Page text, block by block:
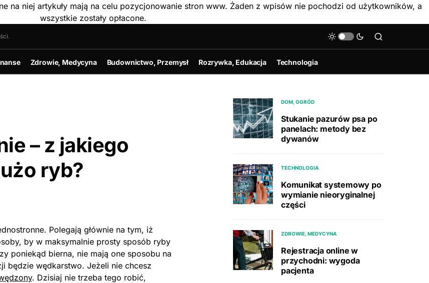
na niej artykuły mają na celu pozycjonowanie stron www. Żaden z wpisów nie pochodzi od użytkowników, a
wszystkie zostały opłacone.
Zdrowie, Medycyna Budownictwo, Przemysł Rozrywka, Edukacja Technologia
– z jakiego
ryb?
Polegają głównie na tym, iż
by w maksymalnie prosty sposób ryby
poniekąd bierna, nie mają one sposobu na
będzie wędkarstwo. Jeżeli nie chcesz
. Dzisiaj nie trzeba tego robić,
DOM, OGRÓD
Stukanie pazurów psa po
panelach: metody bez
dywanów
TECHNOLOGIA
Komunikat systemowy po
wymianie nieoryginalnej
części
ZDROWIE, MEDYCYNA
Rejestracja online w
przychodni: wygoda
pacjenta